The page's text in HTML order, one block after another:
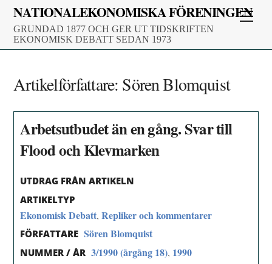
Skip
content
NATIONALEKONOMISKA FÖRENINGEN
GRUNDAD 1877 OCH GER UT TIDSKRIFTEN
EKONOMISK DEBATT SEDAN 1973
Artikelförfattare: Sören Blomquist
Arbetsutbudet än en gång. Svar till
Flood och Klevmarken
UTDRAG FRÅN ARTIKELN
ARTIKELTYP
Ekonomisk Debatt,Repliker och kommentarer
FÖRFATTARE Sören Blomquist
NUMMER / ÅR 3/1990 (årgång 18), 1990